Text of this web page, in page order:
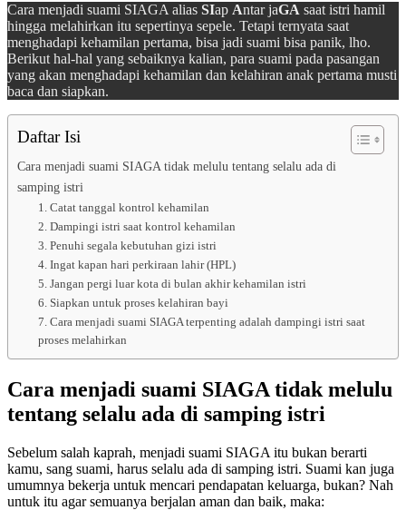
Cara menjadi suami SIAGA alias SIap Antar jaGA saat istri hamil
hingga melahirkan itu sepertinya sepele. Tetapi ternyata saat
menghadapi kehamilan pertama, bisa jadi suami bisa panik, lho.
Berikut hal-hal yang sebaiknya kalian, para suami pada pasangan
yang akan menghadapi kehamilan dan kelahiran anak pertama musti
baca dan siapkan.
Daftar Isi
Cara menjadi suami SIAGA tidak melulu tentang selalu ada di
samping istri
1. Catat tanggal kontrol kehamilan
2. Dampingi istri saat kontrol kehamilan
3. Penuhi segala kebutuhan gizi istri
4. Ingat kapan hari perkiraan lahir (HPL)
5. Jangan pergi luar kota di bulan akhir kehamilan istri
6. Siapkan untuk proses kelahiran bayi
7. Cara menjadi suami SIAGA terpenting adalah dampingi istri saat
proses melahirkan
Cara menjadi suami SIAGA tidak melulu
tentang selalu ada di samping istri
Sebelum salah kaprah, menjadi suami SIAGA itu bukan berarti
kamu, sang suami, harus selalu ada di samping istri. Suami kan juga
umumnya bekerja untuk mencari pendapatan keluarga, bukan? Nah
untuk itu agar semuanya berjalan aman dan baik, maka: